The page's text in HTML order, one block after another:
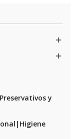


y